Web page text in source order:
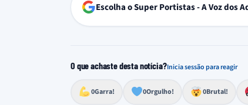
Escolha o Super Portistas - A Voz dos
O que achaste desta notícia?Inicia sessão para reagir
0Garra!
Esforço, determinação, aprovação forte
0Orgulho!
Lealdade, amor clubístico, sentimento
0Brutal!
Impressionante, chocante, de grande
Reação de desespero, raiva, frustração ou
Excelência, destaque, o melhor